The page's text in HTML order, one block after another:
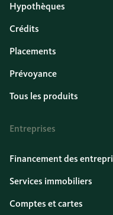
Hypothèques
Crédits
Placements
Prévoyance
Tous les produits
Entreprises
Financement des
Services immobiliers
Comptes et cartes